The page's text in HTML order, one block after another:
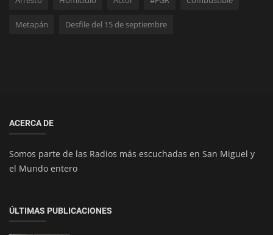
Metapán Desfile del 15 de septiembre
ACERCA DE
Somos parte de las Radios más escuchadas en San Miguel y
el Mundo entero
ÚLTIMAS PUBLICACIONES